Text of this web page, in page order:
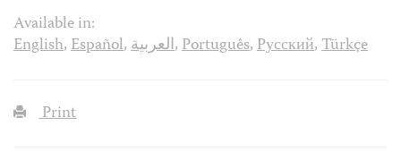
Available in:
English,Español,العربية,Português,Русский,Türkçe
Print